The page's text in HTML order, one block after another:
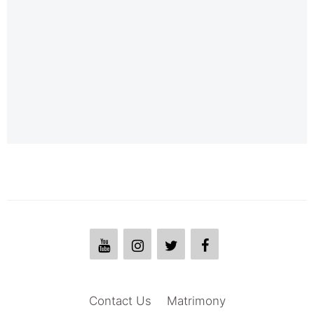
Matrimony
Contact Us